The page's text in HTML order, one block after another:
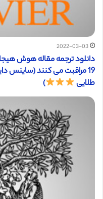
2022-03-03
طلایی
)